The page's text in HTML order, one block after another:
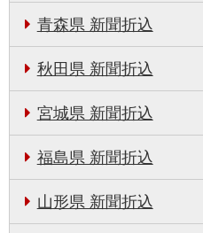
青森県 新聞折込
秋田県 新聞折込
宮城県 新聞折込
福島県 新聞折込
山形県 新聞折込